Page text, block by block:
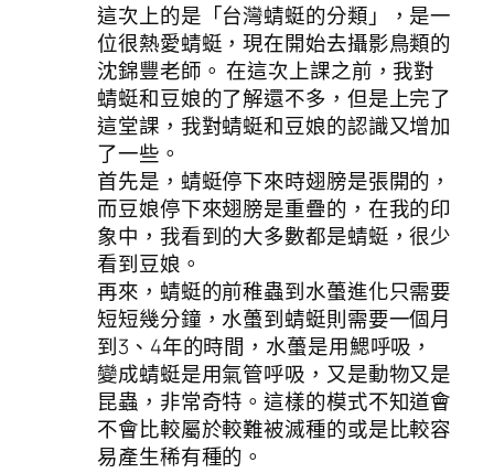
這次上的是「台灣蜻蜓的分類」，是一
位很熱愛蜻蜓，現在開始去攝影鳥類的
沈錦豐老師。 在這次上課之前，我對
蜻蜓和豆娘的了解還不多，但是上完了
這堂課，我對蜻蜓和豆娘的認識又增加
了一些。
首先是，蜻蜓停下來時翅膀是張開的，
而豆娘停下來翅膀是重疊的，在我的印
象中，我看到的大多數都是蜻蜓，很少
看到豆娘。
再來，蜻蜓的前稚蟲到水蠆進化只需要
短短幾分鐘，水蠆到蜻蜓則需要一個月
到3、4年的時間，水蠆是用鰓呼吸，
變成蜻蜓是用氣管呼吸，又是動物又是
昆蟲，非常奇特。這樣的模式不知道會
不會比較屬於較難被滅種的或是比較容
易產生稀有種的。